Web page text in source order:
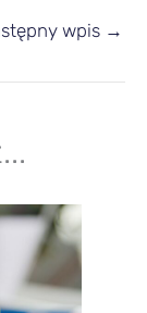
wpis →